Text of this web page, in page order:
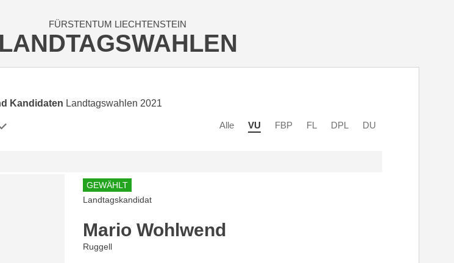
FÜRSTENTUM LIECHTENSTEIN
LANDTAGSWAHLEN
Kandidaten Landtagswahlen 2021
Alle VU FBP FL DPL DU
GEWÄHLT
Landtagskandidat
Mario Wohlwend
Ruggell